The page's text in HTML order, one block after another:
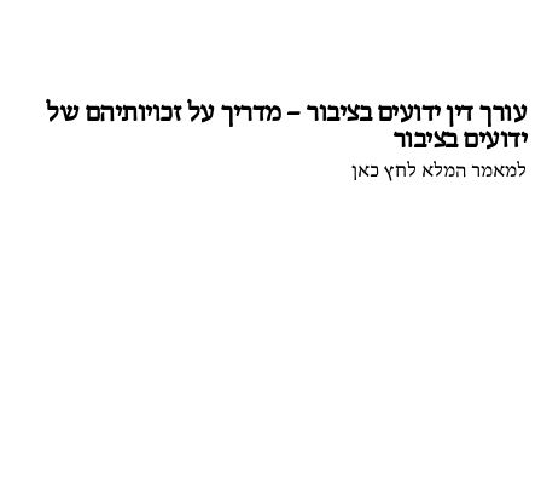
עורך דין ידועים בציבור – מדריך על זכויותיהם של
ידועים בציבור
למאמר המלא לחץ כאן